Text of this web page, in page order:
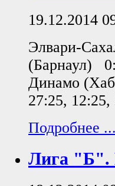
19.12.2014
Элвари-
(Барнаул)
Динамо
27:25, 12:25,
Подробнее ...
Лига "Б".